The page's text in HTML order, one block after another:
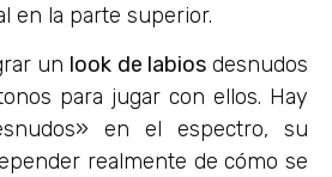
en la parte superior.
un look de labiosdesnudos
para jugar con ellos. Hay
en el espectro, su
realmente de cómo se